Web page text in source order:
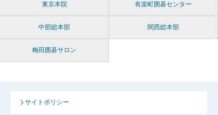
東京本院 有楽町囲碁センター
中部総本部 関西総本部
梅田囲碁サロン
サイトポリシー